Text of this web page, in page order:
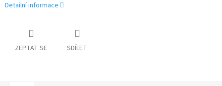
Detailní informace
ZEPTAT SE SDÍLET